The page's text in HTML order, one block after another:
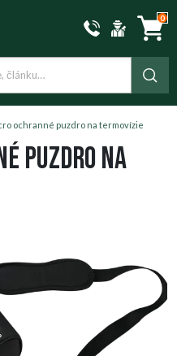
0
ochranné puzdro na termovízie
puzdro na